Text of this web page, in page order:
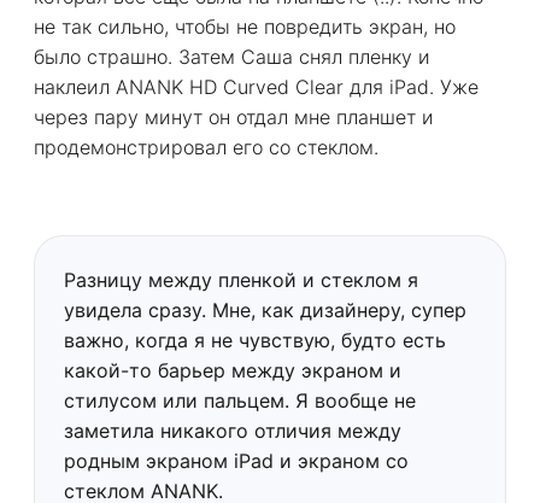
не так сильно, чтобы не повредить экран, но
было страшно. Затем Саша снял пленку и
наклеил ANANK HD Curved Clear для iPad. Уже
через пару минут он отдал мне планшет и
продемонстрировал его со стеклом.
Разницу между пленкой и стеклом я
увидела сразу. Мне, как дизайнеру, супер
важно, когда я не чувствую, будто есть
какой-то барьер между экраном и
стилусом или пальцем. Я вообще не
заметила никакого отличия между
родным экраном iPad и экраном со
стеклом ANANK.